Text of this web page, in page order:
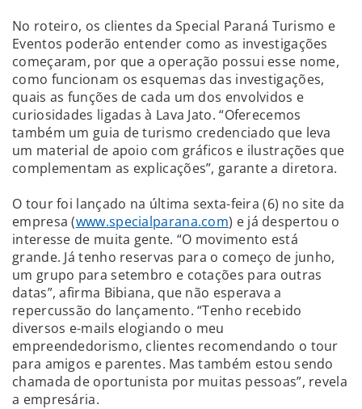
No roteiro, os clientes da Special Paraná Turismo e
Eventos poderão entender como as investigações
começaram, por que a operação possui esse nome,
como funcionam os esquemas das investigações,
quais as funções de cada um dos envolvidos e
curiosidades ligadas à Lava Jato. “Oferecemos
também um guia de turismo credenciado que leva
um material de apoio com gráficos e ilustrações que
complementam as explicações”, garante a diretora.
O tour foi lançado na última sexta-feira (6) no site da
empresa (www.specialparana.com) e já despertou o
interesse de muita gente. “O movimento está
grande. Já tenho reservas para o começo de junho,
um grupo para setembro e cotações para outras
datas”, afirma Bibiana, que não esperava a
repercussão do lançamento. “Tenho recebido
diversos e-mails elogiando o meu
empreendedorismo, clientes recomendando o tour
para amigos e parentes. Mas também estou sendo
chamada de oportunista por muitas pessoas”, revela
a empresária.